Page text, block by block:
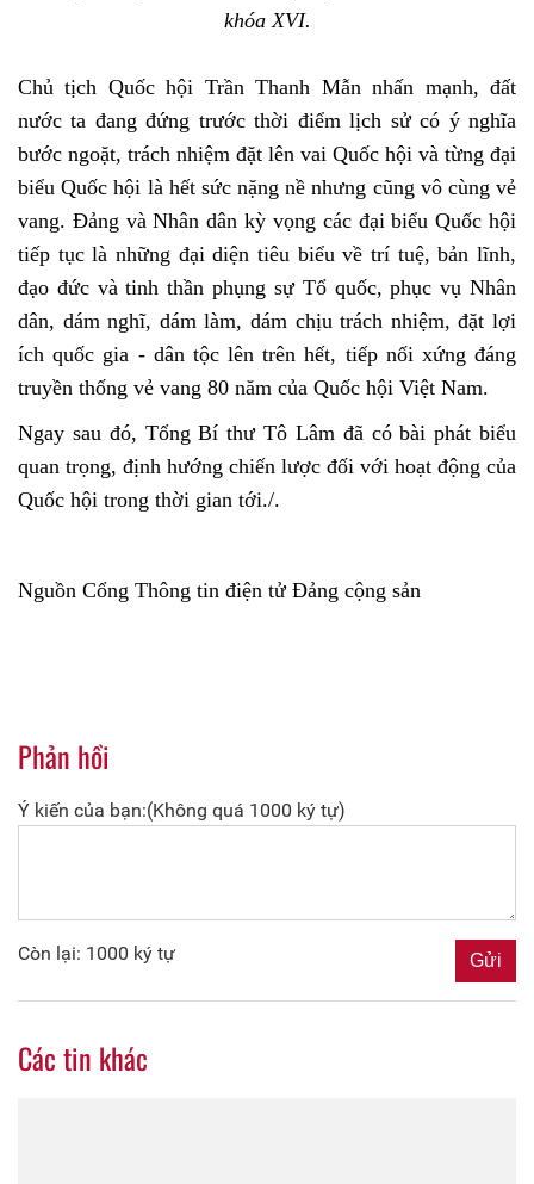
khóa XVI.
Chủ tịch Quốc hội Trần Thanh Mẫn nhấn mạnh, đất
nước ta đang đứng trước thời điểm lịch sử có ý nghĩa
bước ngoặt, trách nhiệm đặt lên vai Quốc hội và từng đại
biểu Quốc hội là hết sức nặng nề nhưng cũng vô cùng vẻ
vang. Đảng và Nhân dân kỳ vọng các đại biểu Quốc hội
tiếp tục là những đại diện tiêu biểu về trí tuệ, bản lĩnh,
đạo đức và tinh thần phụng sự Tổ quốc, phục vụ Nhân
dân, dám nghĩ, dám làm, dám chịu trách nhiệm, đặt lợi
ích quốc gia - dân tộc lên trên hết, tiếp nối xứng đáng
truyền thống vẻ vang 80 năm của Quốc hội Việt Nam.
Ngay sau đó, Tổng Bí thư Tô Lâm đã có bài phát biểu
quan trọng, định hướng chiến lược đối với hoạt động của
Quốc hội trong thời gian tới./.
Nguồn Cổng Thông tin điện tử Đảng cộng sản
Phản hồi
Ý kiến của bạn:(Không quá 1000 ký tự)
Còn lại: 1000 ký tự
Các tin khác